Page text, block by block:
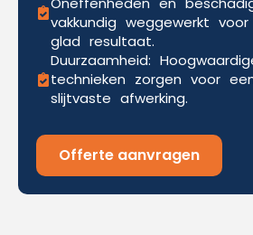
vakkundig weggewerkt
glad resultaat.
Duurzaamheid:
technieken zorgen voor
slijtvaste afwerking.
Offerte aanvragen